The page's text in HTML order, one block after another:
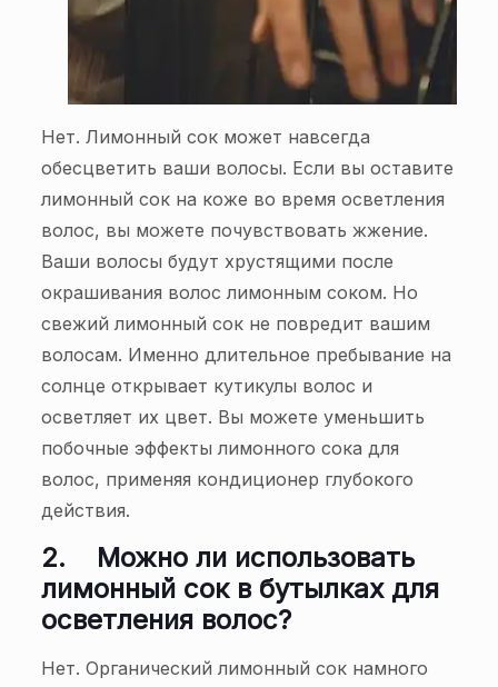
Нет. Лимонный сок может навсегда
обесцветить ваши волосы. Если вы оставите
лимонный сок на коже во время осветления
волос, вы можете почувствовать жжение.
Ваши волосы будут хрустящими после
окрашивания волос лимонным соком. Но
свежий лимонный сок не повредит вашим
волосам. Именно длительное пребывание на
солнце открывает кутикулы волос и
осветляет их цвет. Вы можете уменьшить
побочные эффекты лимонного сока для
волос, применяя кондиционер глубокого
действия.
2. Можно ли использовать
лимонный сок в бутылках для
осветления волос?
Нет. Органический лимонный сок намного